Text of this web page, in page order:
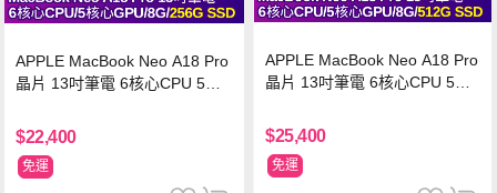
APPLE MacBook Neo A18 Pro
晶片 13吋筆電 6核心CPU 5核
$22,400
免運
APPLE MacBook Neo A18 Pro
晶片 13吋筆電 6核心CPU 5核
$25,400
免運